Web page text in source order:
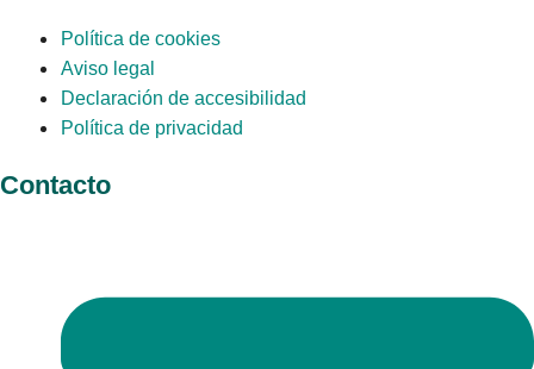
Política de cookies
Aviso legal
Declaración de accesibilidad
Política de privacidad
Contacto